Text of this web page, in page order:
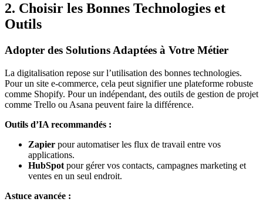
2. Choisir les Bonnes Technologies et
Outils
Adopter des Solutions Adaptées à Votre Métier
La digitalisation repose sur l’utilisation des bonnes technologies.
Pour un site e-commerce, cela peut signifier une plateforme robuste
comme Shopify. Pour un indépendant, des outils de gestion de projet
comme Trello ou Asana peuvent faire la différence.
Outils d’IA recommandés :
Zapier pour automatiser les flux de travail entre vos
applications.
HubSpot pour gérer vos contacts, campagnes marketing et
ventes en un seul endroit.
Astuce avancée :